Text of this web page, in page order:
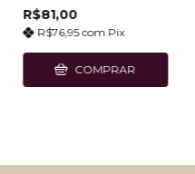
R$81,00
R$76,95com Pix
COMPRAR